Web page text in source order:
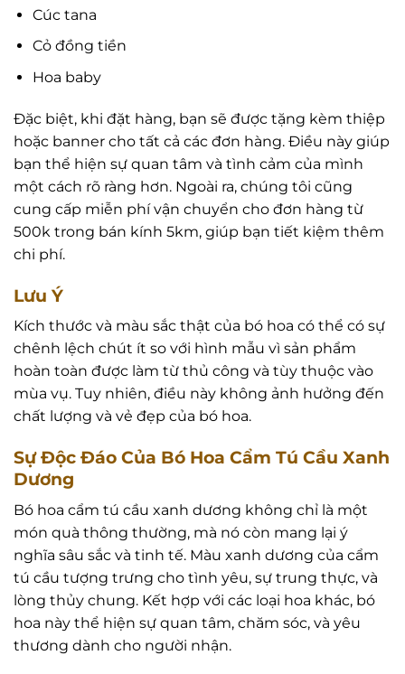
Cúc tana
Cỏ đồng tiền
Hoa baby
Đặc biệt, khi đặt hàng, bạn sẽ được tặng kèm thiệp
hoặc banner cho tất cả các đơn hàng. Điều này giúp
bạn thể hiện sự quan tâm và tình cảm của mình
một cách rõ ràng hơn. Ngoài ra, chúng tôi cũng
cung cấp miễn phí vận chuyển cho đơn hàng từ
500k trong bán kính 5km, giúp bạn tiết kiệm thêm
chi phí.
Lưu Ý
Kích thước và màu sắc thật của bó hoa có thể có sự
chênh lệch chút ít so với hình mẫu vì sản phẩm
hoàn toàn được làm từ thủ công và tùy thuộc vào
mùa vụ. Tuy nhiên, điều này không ảnh hưởng đến
chất lượng và vẻ đẹp của bó hoa.
Sự Độc Đáo Của Bó Hoa Cẩm Tú Cầu Xanh
Dương
Bó hoa cẩm tú cầu xanh dương không chỉ là một
món quà thông thường, mà nó còn mang lại ý
nghĩa sâu sắc và tinh tế. Màu xanh dương của cẩm
tú cầu tượng trưng cho tình yêu, sự trung thực, và
lòng thủy chung. Kết hợp với các loại hoa khác, bó
hoa này thể hiện sự quan tâm, chăm sóc, và yêu
thương dành cho người nhận.